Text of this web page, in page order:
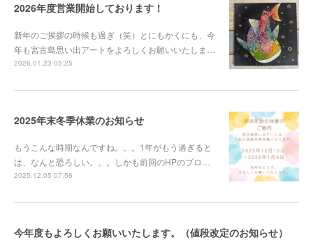
2026年度営業開始しております！
新年のご挨拶の時候も過ぎ（笑）とにもかくにも、今
年も宮古島思い出アートをよろしくお願いいたしま…
2026.01.23 05:25
2025年末冬季休業のお知らせ
もうこんな時期なんですね。。。1年がもう過ぎると
は、なんと恐ろしい。。。しかも前回のHPのブロ…
2025.12.05 07:56
今年度もよろしくお願いいたします。（値段改定のお知らせ）